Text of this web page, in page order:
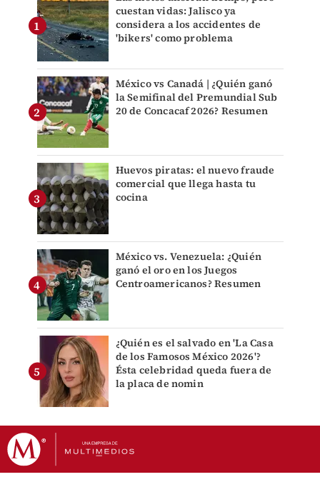
cuestan vidas: Jalisco ya
considera a los accidentes de
'bikers' como problema
México vs Canadá | ¿Quién ganó
la Semifinal del Premundial Sub
20 de Concacaf 2026? Resumen
Huevos piratas: el nuevo fraude
comercial que llega hasta tu
cocina
México vs. Venezuela: ¿Quién
ganó el oro en los Juegos
Centroamericanos? Resumen
¿Quién es el salvado en 'La Casa
de los Famosos México 2026'?
Ésta celebridad queda fuera de
la placa de nomin